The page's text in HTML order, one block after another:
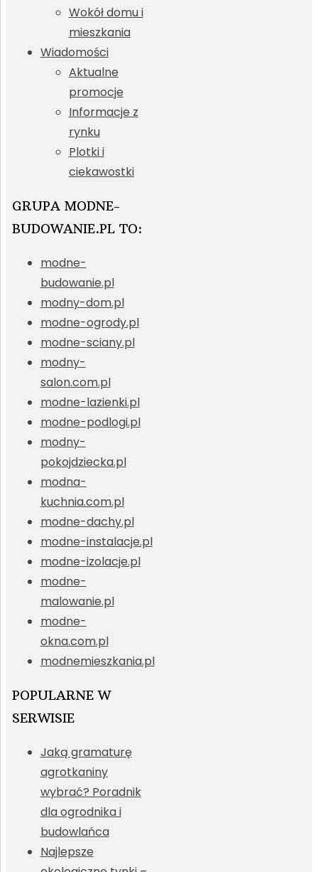
Wokół domu i
mieszkania
Wiadomości
Aktualne
promocje
Informacje z
rynku
Plotki i
ciekawostki
GRUPA MODNE-
BUDOWANIE.PL TO:
modne-
budowanie.pl
modny-dom.pl
modne-ogrody.pl
modne-sciany.pl
modny-
salon.com.pl
modne-lazienki.pl
modne-podlogi.pl
modny-
pokojdziecka.pl
modna-
kuchnia.com.pl
modne-dachy.pl
modne-instalacje.pl
modne-izolacje.pl
modne-
malowanie.pl
modne-
okna.com.pl
modnemieszkania.pl
POPULARNE W
SERWISIE
Jaką gramaturę
agrotkaniny
wybrać? Poradnik
dla ogrodnika i
budowlańca
Najlepsze